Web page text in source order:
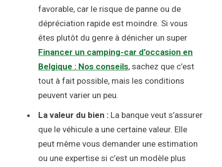
favorable, car le risque de panne ou de
dépréciation rapide est moindre. Si vous
êtes plutôt du genre à dénicher un super
Financer un camping-car d’occasion en
Belgique : Nos conseils, sachez que c’est
tout à fait possible, mais les conditions
peuvent varier un peu.
La valeur du bien : La banque veut s’assurer
que le véhicule a une certaine valeur. Elle
peut même vous demander une estimation
ou une expertise si c’est un modèle plus